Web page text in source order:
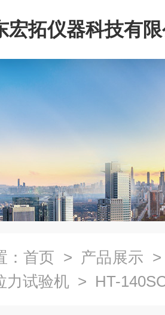
宏拓仪器科技有
首页 > 产品展示
力试验机 > HT-